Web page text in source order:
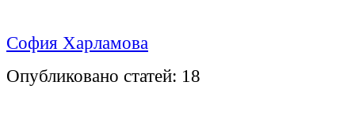
София Харламова
Опубликовано статей: 18